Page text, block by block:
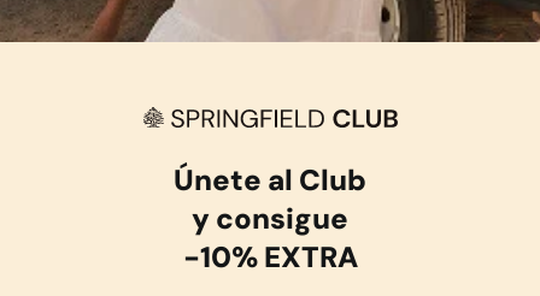
Únete al Club
y consigue
-10% EXTRA